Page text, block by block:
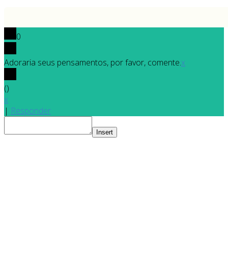
0
Adoraria seus pensamentos, por favor, comente.x
()
x
| Responder
Insert